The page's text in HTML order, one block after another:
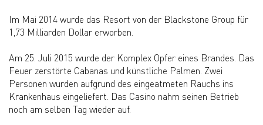
Im Mai 2014 wurde das Resort von der Blackstone Group für
1,73 Milliarden Dollar erworben.
Am 25. Juli 2015 wurde der Komplex Opfer eines Brandes. Das
Feuer zerstörte Cabanas und künstliche Palmen. Zwei
Personen wurden aufgrund des eingeatmeten Rauchs ins
Krankenhaus eingeliefert. Das Casino nahm seinen Betrieb
noch am selben Tag wieder auf.